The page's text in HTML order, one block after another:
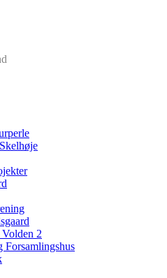
Volden 2
Forsamlingshus